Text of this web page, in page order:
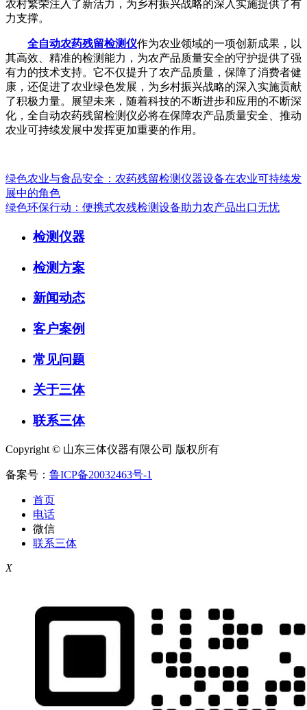
农村繁荣注入了新活力，为乡村振兴战略的深入实施提供了有
力支撑。
全自动农药残留检测仪作为农业领域的一项创新成果，以
其高效、精准的检测能力，为农产品质量安全的守护提供了强
有力的技术支持。它不仅提升了农产品质量，保障了消费者健
康，还促进了农业绿色发展，为乡村振兴战略的深入实施贡献
了积极力量。展望未来，随着科技的不断进步和应用的不断深
化，全自动农药残留检测仪必将在保障农产品质量安全、推动
农业可持续发展中发挥更加重要的作用。
绿色农业与食品安全：农药残留检测仪器设备在农业可持续发
展中的角色
绿色环保行动：便携式农残检测设备助力农产品出口无忧
检测仪器
检测方案
新闻动态
客户案例
常见问题
关于三体
联系三体
Copyright © 山东三体仪器有限公司 版权所有
备案号： 鲁ICP备20032463号-1
首页
电话
微信
联系三体
X